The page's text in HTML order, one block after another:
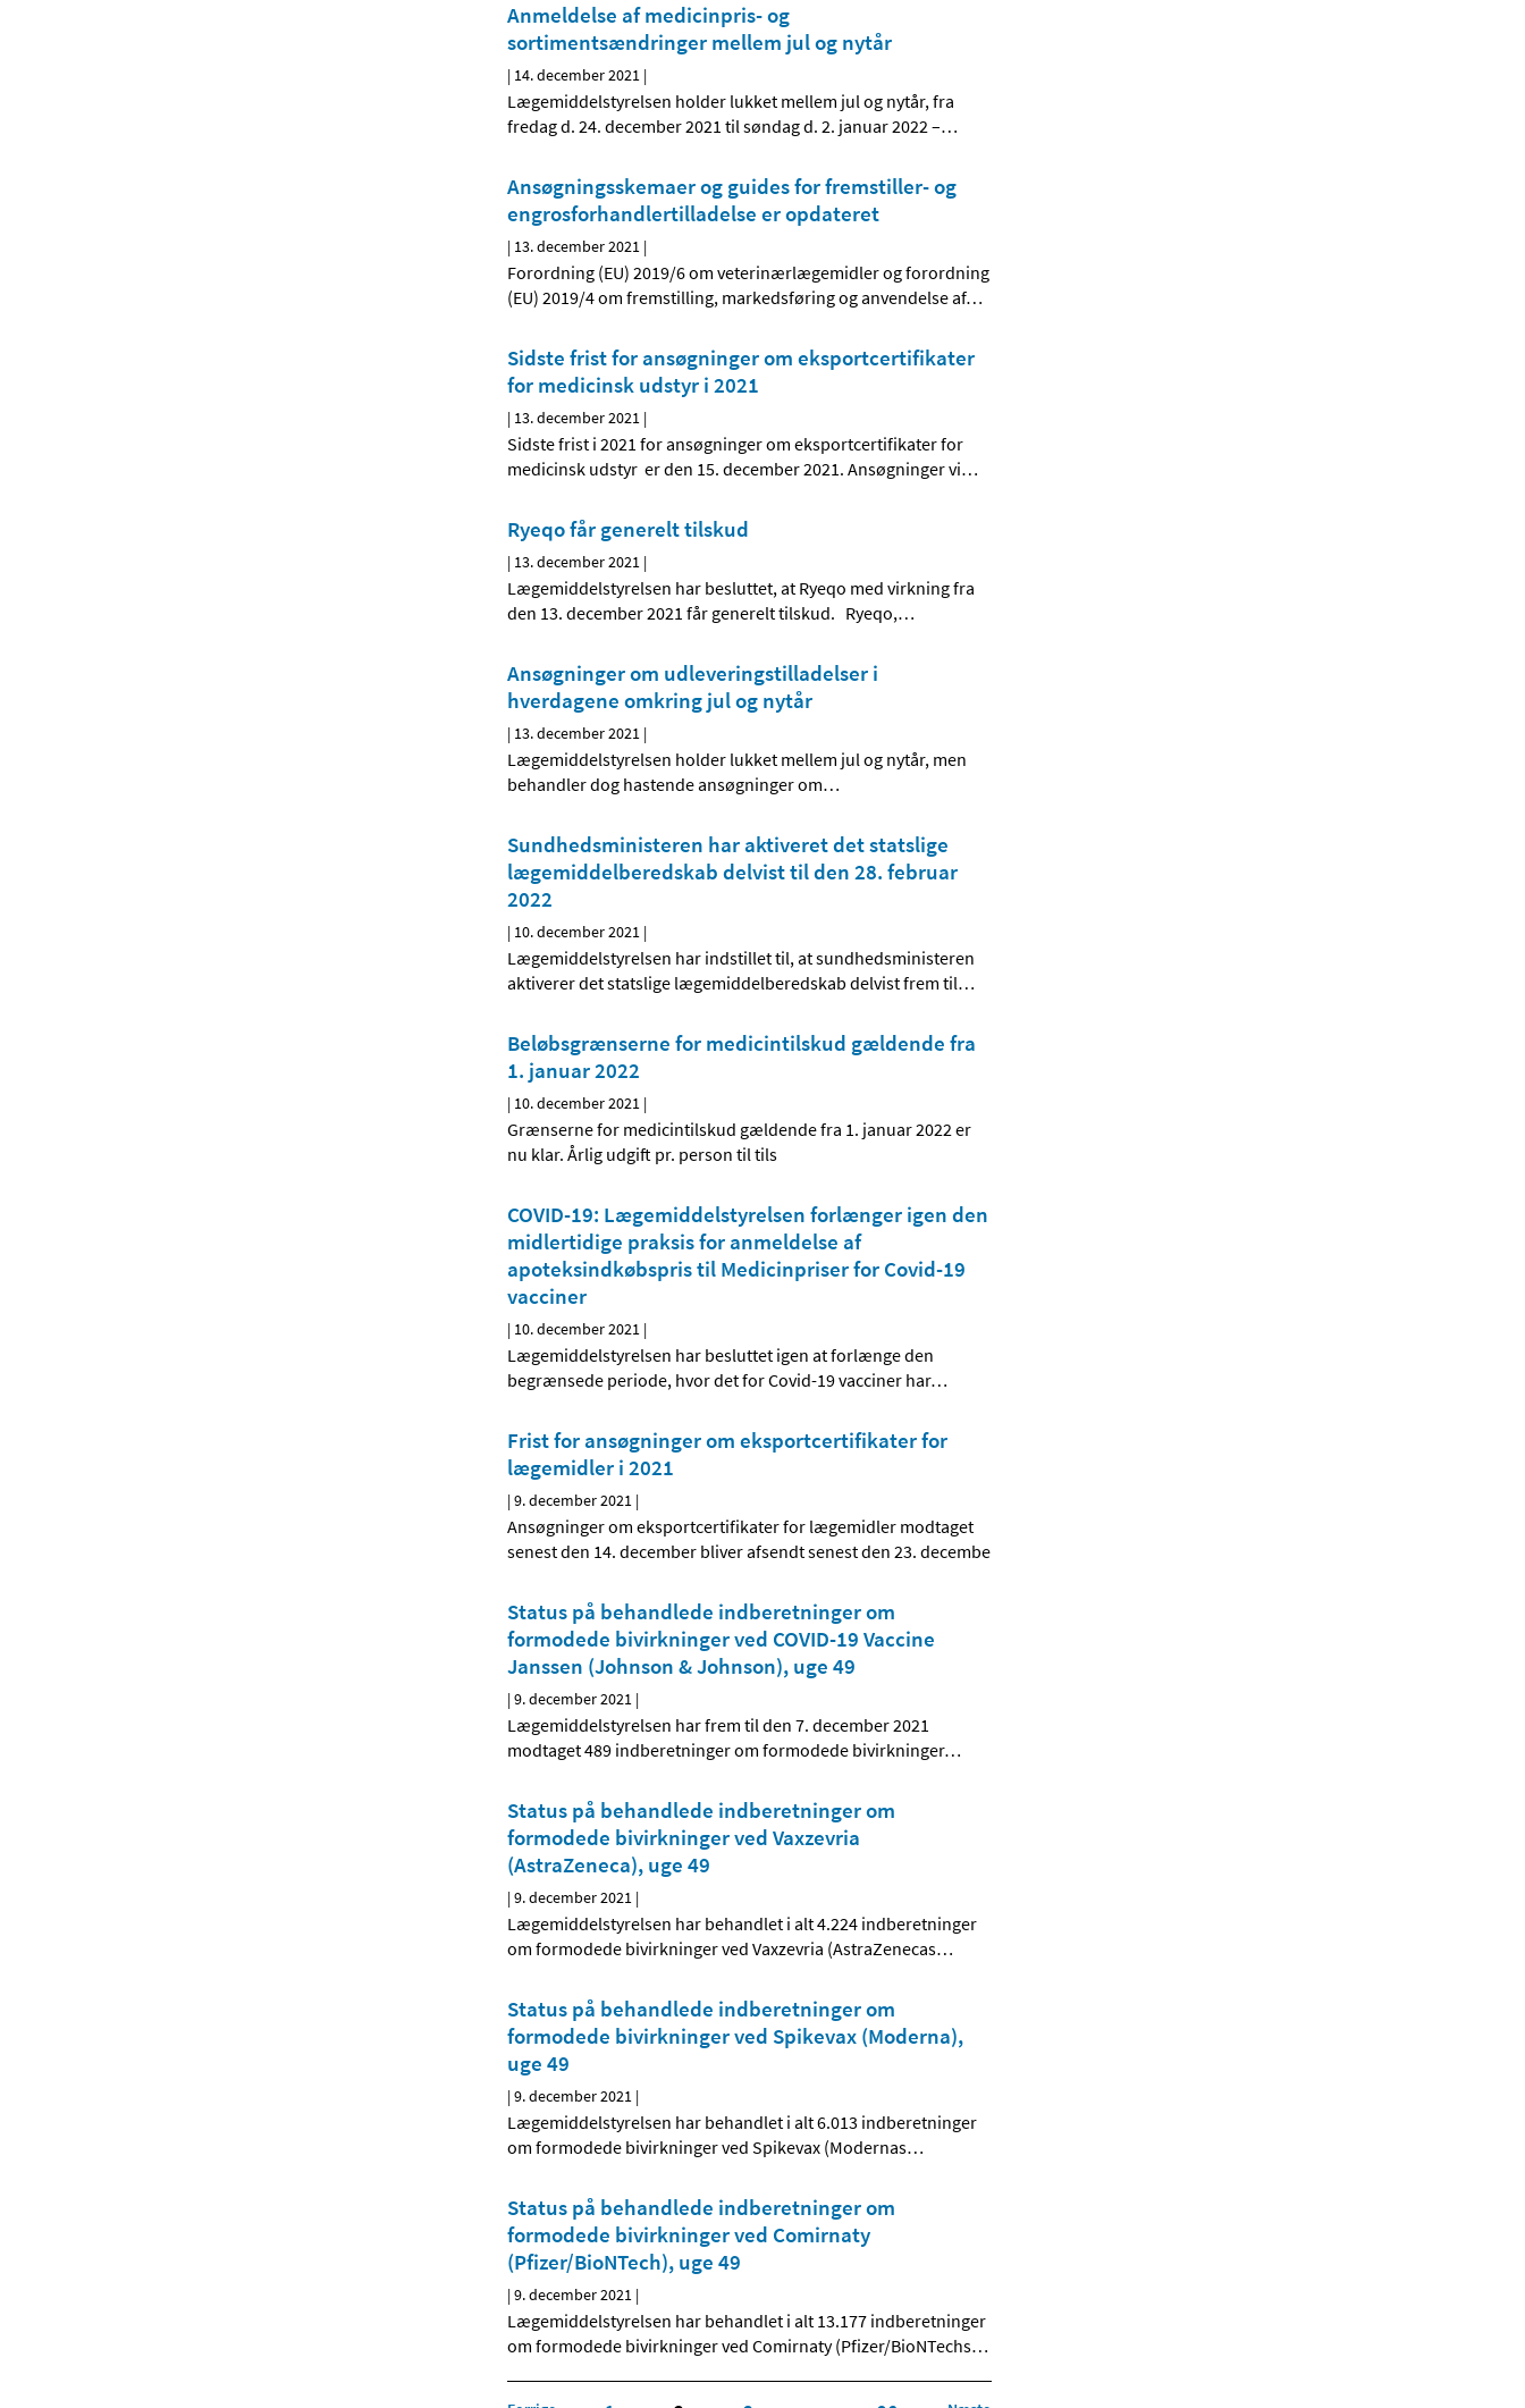
Anmeldelse af medicinpris- og
sortimentsændringer mellem jul og nytår
| 14. december 2021 |
Lægemiddelstyrelsen holder lukket mellem jul og nytår, fra
fredag d. 24. december 2021 til søndag d. 2. januar 2022 –…
Ansøgningsskemaer og guides for fremstiller- og
engrosforhandlertilladelse er opdateret
| 13. december 2021 |
Forordning (EU) 2019/6 om veterinærlægemidler og forordning
(EU) 2019/4 om fremstilling, markedsføring og anvendelse af…
Sidste frist for ansøgninger om eksportcertifikater
for medicinsk udstyr i 2021
| 13. december 2021 |
Sidste frist i 2021 for ansøgninger om eksportcertifikater for
medicinsk udstyr er den 15. december 2021. Ansøgninger vi…
Ryeqo får generelt tilskud
| 13. december 2021 |
Lægemiddelstyrelsen har besluttet, at Ryeqo med virkning fra
den 13. december 2021 får generelt tilskud. Ryeqo,…
Ansøgninger om udleveringstilladelser i
hverdagene omkring jul og nytår
| 13. december 2021 |
Lægemiddelstyrelsen holder lukket mellem jul og nytår, men
behandler dog hastende ansøgninger om…
Sundhedsministeren har aktiveret det statslige
lægemiddelberedskab delvist til den 28. februar
2022
| 10. december 2021 |
Lægemiddelstyrelsen har indstillet til, at sundhedsministeren
aktiverer det statslige lægemiddelberedskab delvist frem til…
Beløbsgrænserne for medicintilskud gældende fra
1. januar 2022
| 10. december 2021 |
Grænserne for medicintilskud gældende fra 1. januar 2022 er
nu klar. Årlig udgift pr. person til tils
COVID-19: Lægemiddelstyrelsen forlænger igen den
midlertidige praksis for anmeldelse af
apoteksindkøbspris til Medicinpriser for Covid-19
vacciner
| 10. december 2021 |
Lægemiddelstyrelsen har besluttet igen at forlænge den
begrænsede periode, hvor det for Covid-19 vacciner har…
Frist for ansøgninger om eksportcertifikater for
lægemidler i 2021
|9. december 2021 |
Ansøgninger om eksportcertifikater for lægemidler modtaget
senest den 14. december bliver afsendt senest den 23. decembe
Status på behandlede indberetninger om
formodede bivirkninger ved COVID-19 Vaccine
Janssen (Johnson & Johnson), uge 49
|9. december 2021 |
Lægemiddelstyrelsen har frem til den 7. december 2021
modtaget 489 indberetninger om formodede bivirkninger…
Status på behandlede indberetninger om
formodede bivirkninger ved Vaxzevria
(AstraZeneca), uge 49
|9. december 2021 |
Lægemiddelstyrelsen har behandlet i alt 4.224 indberetninger
om formodede bivirkninger ved Vaxzevria (AstraZenecas…
Status på behandlede indberetninger om
formodede bivirkninger ved Spikevax (Moderna),
uge 49
|9. december 2021 |
Lægemiddelstyrelsen har behandlet i alt 6.013 indberetninger
om formodede bivirkninger ved Spikevax (Modernas…
Status på behandlede indberetninger om
formodede bivirkninger ved Comirnaty
(Pfizer/BioNTech), uge 49
|9. december 2021 |
Lægemiddelstyrelsen har behandlet i alt 13.177 indberetninger
om formodede bivirkninger ved Comirnaty (Pfizer/BioNTechs…